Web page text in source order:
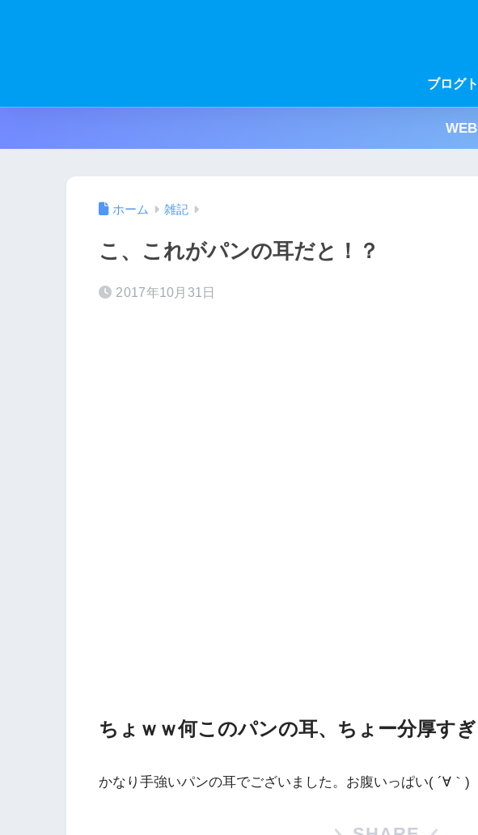
ブログ
ホーム 雑記
こ、これがパンの耳だと！？
2017年10月31日
ちょｗｗ何このパンの耳、ちょー分厚す
かなり手強いパンの耳でございました。お腹いっぱい( ´∀｀)